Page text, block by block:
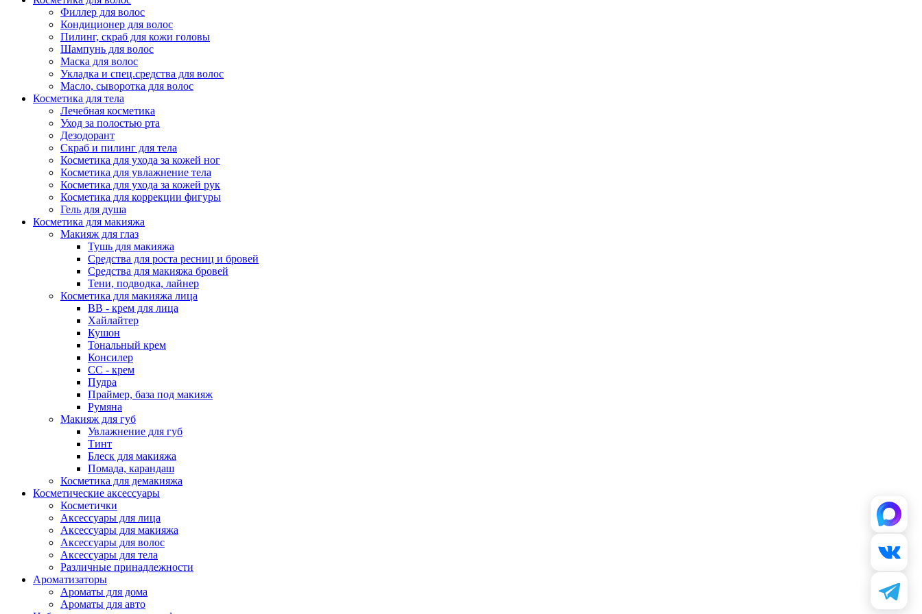
Упаковка
Наборы
Филлер для волос
Кондиционер для волос
Пилинг, скраб для кожи головы
Шампунь для волос
Маска для волос
Укладка и спец.средства для волос
Масло, сыворотка для волос
Косметика для тела
Лечебная косметика
Уход за полостью рта
Дезодорант
Скраб и пилинг для тела
Косметика для ухода за кожей ног
Косметика для увлажнение тела
Косметика для ухода за кожей рук
Косметика для коррекции фигуры
Гель для душа
Косметика для макияжа
Макияж для глаз
Тушь для макияжа
Средства для роста ресниц и бровей
Средства для макияжа бровей
Тени, подводка, лайнер
Косметика для макияжа лица
ВВ - крем для лица
Хайлайтер
Кушон
Тональный крем
Консилер
СС - крем
Пудра
Праймер, база под макияж
Румяна
Макияж для губ
Увлажнение для губ
Тинт
Блеск для макияжа
Помада, карандаш
Косметика для демакияжа
Косметические аксессуары
Косметички
Аксессуары для лица
Аксессуары для макияжа
Аксессуары для волос
Аксессуары для тела
Различные принадлежности
Ароматизаторы
Ароматы для дома
Ароматы для авто